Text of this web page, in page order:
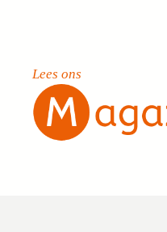
Lees ons